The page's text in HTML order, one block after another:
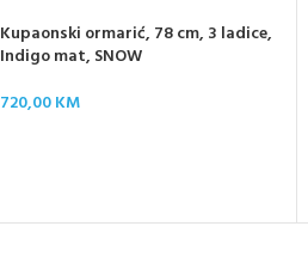
Kupaonski ormarić, 78 cm, 3 ladice,
Indigo mat, SNOW
720,00KM